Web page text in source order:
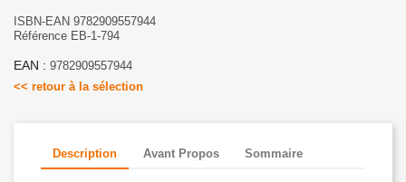
ISBN-EAN 9782909557944
Référence EB-1-794
EAN : 9782909557944
<< retour à la sélection
Description Avant Propos Sommaire